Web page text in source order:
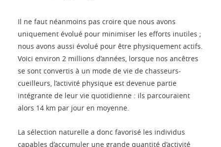
Il ne faut néanmoins pas croire que nous avons
uniquement évolué pour minimiser les efforts inutiles ;
nous avons aussi évolué pour être physiquement actifs.
Voici environ 2 millions d’années, lorsque nos ancêtres
se sont convertis à un mode de vie de chasseurs-
cueilleurs, l’activité physique est devenue partie
intégrante de leur vie quotidienne : ils parcouraient
alors 14 km par jour en moyenne.
La sélection naturelle a donc favorisé les individus
capables d’accumuler une grande quantité d’activité